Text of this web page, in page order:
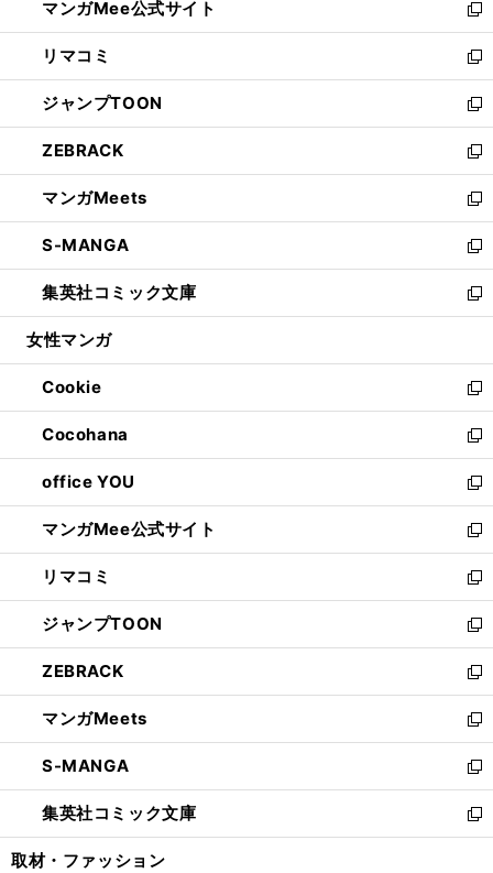
く
ド
ウ
で
開
く
ィ
ン
ド
ウ
で
開
く
い
ウ
ィ
ン
ド
ウ
で
開
く
マンガMee公式サイト
新
し
い
ウ
ィ
ン
ド
ウ
で
開
く
リマコミ
新
し
い
ウ
ィ
ン
ド
ウ
で
開
く
ジャンプTOON
新
し
い
ウ
ィ
ン
ド
ウ
で
開
ZEBRACK
新
し
い
ウ
ィ
ン
ド
ウ
開
く
マンガMeets
新
し
い
ウ
ィ
ン
ウ
で
開
く
S-MANGA
新
し
い
ウ
ン
ド
ウ
で
開
く
集英社コミック文庫
新
し
ウ
ィ
ン
ド
ウ
で
開
く
女性マンガ
Cookie
新
し
い
ウ
ィ
ン
ド
ウ
で
開
く
Cocohana
新
し
い
ウ
ィ
ン
ド
ウ
で
開
く
office YOU
新
し
い
ウ
ィ
ン
ド
ウ
で
開
く
マンガMee公式サイト
新
し
い
ウ
ィ
ン
ド
ウ
で
開
く
リマコミ
新
し
い
ウ
ィ
ン
ド
ウ
で
開
く
ジャンプTOON
新
し
い
ウ
ィ
ン
ド
ウ
で
開
ZEBRACK
新
し
い
ウ
ィ
ン
ド
ウ
マンガMeets
新
し
い
ウ
ィ
ン
S-MANGA
新
し
い
ウ
集英社コミック文庫
新
し
取材・ファッション